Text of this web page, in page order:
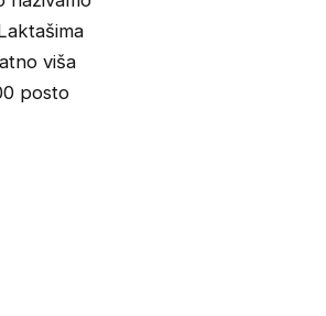
viša
posto